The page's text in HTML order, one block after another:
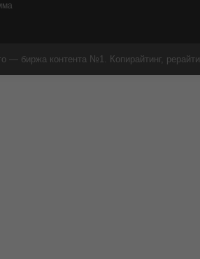
— биржа контента №1. Копирайтинг,